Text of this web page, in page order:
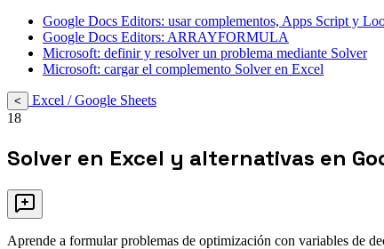
Google Docs Editors: usar complementos, Apps Script y
Google Docs Editors: ARRAYFORMULA
Microsoft: definir y resolver un problema mediante Solver
Microsoft: cargar el complemento Solver en Excel
<
Excel / Google Sheets
18
Solver en Excel y alternativas en
Aprende a formular problemas de optimización con variables de